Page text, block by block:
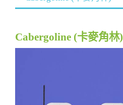
Cabergoline (卡麥角林)